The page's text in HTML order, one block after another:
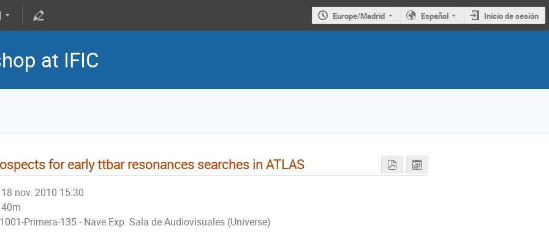
Europe/Madrid Español Inicio de sesión
at IFIC
for early ttbar resonances searches in ATLAS
18 nov. 2010 15:30
40m
1001-Primera-135 - Nave Exp. Sala de Audiovisuales (Universe)